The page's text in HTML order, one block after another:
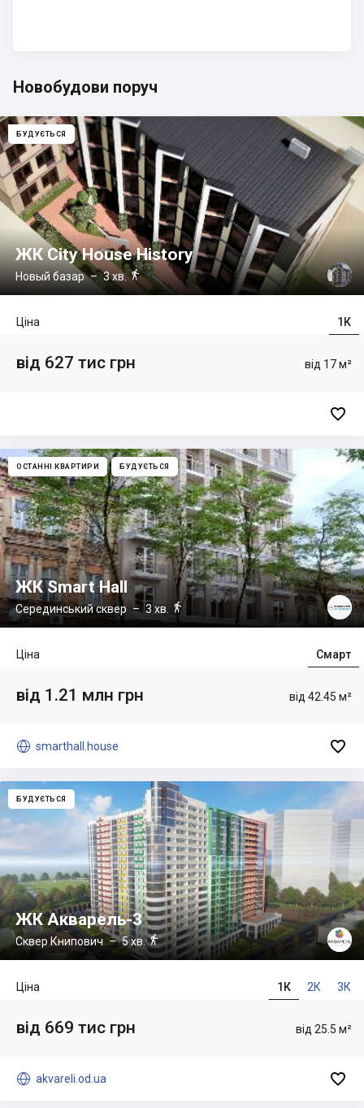
Новобудови поруч
БУДУЄТЬСЯ
ЖК City House History
Новый базар– 3 хв.
1К
Ціна
від 17 м²
від 627 тис грн

ОСТАННІ КВАРТИРИ БУДУЄТЬСЯ
ЖК Smart Hall
Серединський сквер – 3 хв. 
Смарт
Ціна
від 42.45 м²
від 1.21 млн грн
 smarthall.house 
БУДУЄТЬСЯ
ЖК Акварель-3
Сквер Книпович– 5 хв.
1К 2К 3К
Ціна
від 25.5 м²
від 669 тис грн
 akvareli.od.ua 